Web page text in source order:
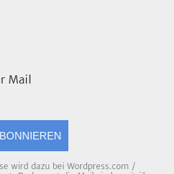
Mail
wird dazu bei Wordpress.com /